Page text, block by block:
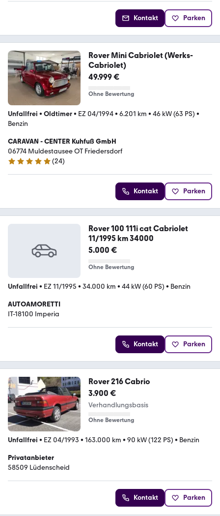
Kontakt Parken
Rover Mini Cabriolet (Werks-
Cabriolet)
49.999 €
Ohne Bewertung
Unfallfrei • Oldtimer• EZ 04/1994• 6.201 km • 46 kW (63 PS) •
Benzin
CARAVAN - CENTER Kuhfuß GmbH
06774 Muldestausee OT Friedersdorf
5 Sterne
(24)
Kontakt Parken
Rover 100 111i cat Cabriolet
11/1995 km 34000
5.000 €
Ohne Bewertung
Unfallfrei • EZ 11/1995 • 34.000 km • 44 kW (60 PS) • Benzin
AUTOAMORETTI
IT-18100 Imperia
Kontakt Parken
Rover 216 Cabrio
3.900 €
Verhandlungsbasis
Ohne Bewertung
Unfallfrei • EZ 04/1993 • 163.000 km • 90 kW (122 PS) • Benzin
Privatanbieter
58509 Lüdenscheid
Kontakt Parken